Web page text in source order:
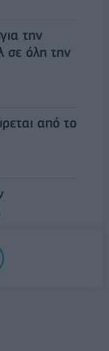
την
σε όλη την
από το